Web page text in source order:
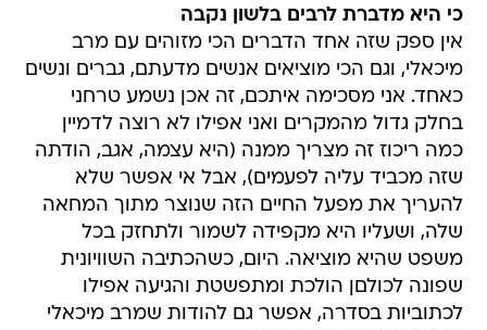
כי היא מדברת לרבים בלשון נקבה
אין ספק שזה אחד הדברים הכי מזוהים עם מרב
מיכאלי, וגם הכי מוציאים אנשים מדעתם, גברים ונשים
כאחד. אני מסכימה איתכם, זה אכן נשמע טרחני
בחלק גדול מהמקרים ואני אפילו לא רוצה לדמיין
כמה ריכוז זה מצריך ממנה (היא עצמה, אגב, הודתה
שזה מכביד עליה לפעמים), אבל אי אפשר שלא
להעריך את מפעל החיים הזה שנוצר מתוך המחאה
שלה, ושעליו היא מקפידה לשמור ולתחזק בכל
משפט שהיא מוציאה. היום, כשהכתיבה השוויונית
שפונה לכולםן הולכת ומתפשטת והגיעה אפילו
לכתוביות בסדרה, אפשר גם להודות שמרב מיכאלי